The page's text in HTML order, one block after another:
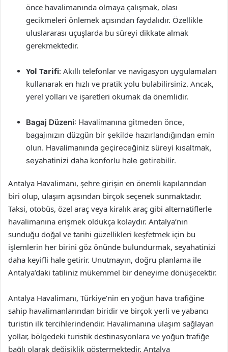
önce havalimanında olmaya çalışmak, olası
gecikmeleri önlemek açısından faydalıdır. Özellikle
uluslararası uçuşlarda bu süreyi dikkate almak
gerekmektedir.
Yol Tarifi: Akıllı telefonlar ve navigasyon uygulamaları
kullanarak en hızlı ve pratik yolu bulabilirsiniz. Ancak,
yerel yolları ve işaretleri okumak da önemlidir.
Bagaj Düzeni: Havalimanına gitmeden önce,
bagajınızın düzgün bir şekilde hazırlandığından emin
olun. Havalimanında geçireceğiniz süreyi kısaltmak,
seyahatinizi daha konforlu hale getirebilir.
Antalya Havalimanı, şehre girişin en önemli kapılarından
biri olup, ulaşım açısından birçok seçenek sunmaktadır.
Taksi, otobüs, özel araç veya kiralık araç gibi alternatiflerle
havalimanına erişmek oldukça kolaydır. Antalya’nın
sunduğu doğal ve tarihi güzellikleri keşfetmek için bu
işlemlerin her birini göz önünde bulundurmak, seyahatinizi
daha keyifli hale getirir. Unutmayın, doğru planlama ile
Antalya’daki tatiliniz mükemmel bir deneyime dönüşecektir.
Antalya Havalimanı, Türkiye’nin en yoğun hava trafiğine
sahip havalimanlarından biridir ve birçok yerli ve yabancı
turistin ilk tercihlerindendir. Havalimanına ulaşım sağlayan
yollar, bölgedeki turistik destinasyonlara ve yoğun trafiğe
bağlı olarak değişiklik göstermektedir. Antalya